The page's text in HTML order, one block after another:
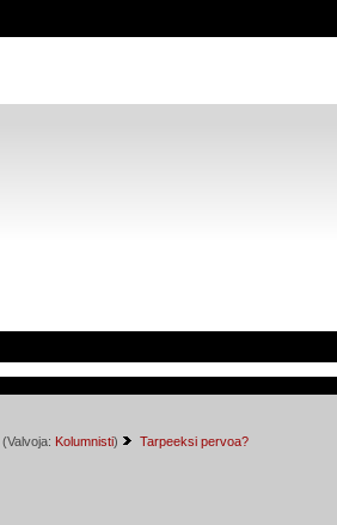
(Valvoja: Kolumnisti) Tarpeeksi pervoa?